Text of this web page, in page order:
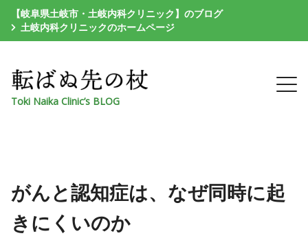
【岐阜県土岐市・土岐内科クリニック】のブログ
土岐内科クリニックのホームページ
Toki Naika Clinic’s BLOG
がんと認知症は、なぜ同時に起
きにくいのか